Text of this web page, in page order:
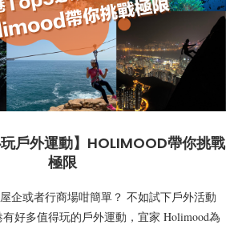
玩戶外運動】HOLIMOOD帶你挑戰
極限
企或者行商場咁簡單？ 不如試下戶外活動
好多值得玩的戶外運動，宜家 Holimood為